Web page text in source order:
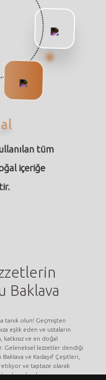
kendi
seçilerek
Baklava
tanık olun! Geçmişten
eşlik eden ve ustaların
katkısız ve en doğal
Geleneksel lezzetler dendiği
ve Kadayıf Çeşitleri,
ve taptaze olarak
olarak